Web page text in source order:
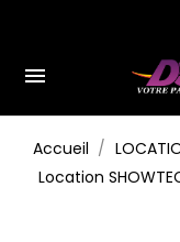

Accueil
Location